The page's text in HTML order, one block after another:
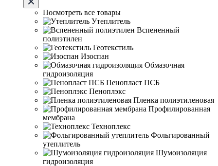
Посмотреть все товары
Утеплитель
Вспененный
полиэтилен
Геотекстиль
Изоспан
Обмазочная
гидроизоляция
Пенопласт ПСБ
Пеноплэкс
Пленка полиэтиленовая
Профилированная
мембрана
Техноплекс
Фольгированный
утеплитель
Шумоизоляция
гидроизоляция